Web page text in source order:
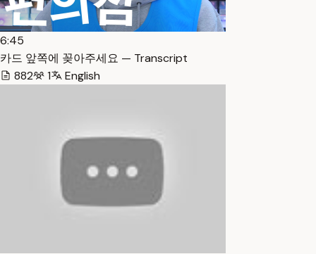
6:45
카드 앞쪽에 꽂아주세요 — Transcript
882
1 English